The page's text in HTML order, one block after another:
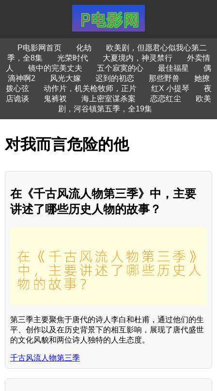
P电影网首页 化劫
欧美剧，但愿君心似我心第二
季，全8集
光荣时代 大夏境内，神灵禁行
外卖情
人
镜中的完美丈夫 五个寂寞的心 最佳福星
偶
滴神啊2
风光大嫁 迟到的初恋 那些野兽
她撩
拨心弦
动作片，机关枪牧师，正片 红X 小提琴
夜
店诡谈
鬼裤衩 海上密室谋杀案 恋恋红尘
欧美
剧，河谷镇第五季，全19集
对我而言危险的他
在《千古风流人物第三季》中，主要
讲述了哪些历史人物的故事？
第三季主要聚焦于唐代的诗人李白和杜甫，通过他们的生
平、创作以及在历史背景下的相互影响，展现了唐代盛世
的文化风貌和两位诗人独特的人生态度。
千古风流人物第三季